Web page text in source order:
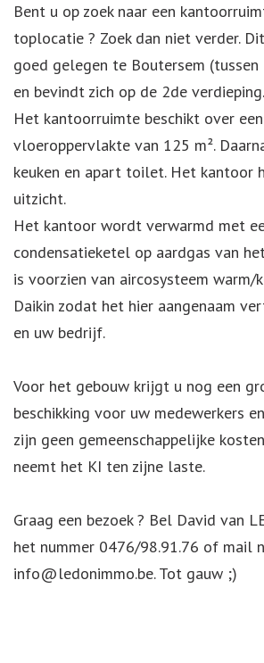
Bent u op zoek naar een
toplocatie ? Zoek dan niet verder.
goed gelegen te Boutersem (tussen
en bevindt zich op de 2de verdieping.
Het kantoorruimte beschikt over
vloeroppervlakte van 125 m².
keuken en apart toilet. Het kantoor
uitzicht.
Het kantoor wordt verwarmd met
condensatieketel op aardgas van
is voorzien van aircosysteem warm/
Daikin zodat het hier aangenaam
en uw bedrijf.
Voor het gebouw krijgt u nog een
beschikking voor uw medewerkers
zijn geen gemeenschappelijke
neemt het KI ten zijne laste.
Graag een bezoek ? Bel David van
het nummer 0476/98.91.76 of mail
info@ledonimmo.be. Tot gauw ;)